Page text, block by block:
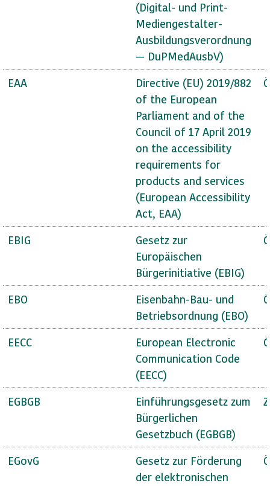
(Digital- und Print-
Mediengestalter-
Ausbildungsverordnung
— DuPMedAusbV)
EAA
Directive (EU) 2019/882
of the European
Parliament and of the
Council of 17 April 2019
on the accessibility
requirements for
products and services
(European Accessibility
Act, EAA)
EBIG
Gesetz zur
Europäischen
Bürgerinitiative (EBIG)
EBO
Eisenbahn-Bau- und
Betriebsordnung (EBO)
EECC
European Electronic
Communication Code
(EECC)
EGBGB
Einführungsgesetz zum
Bürgerlichen
Gesetzbuch (EGBGB)
EGovG
Gesetz zur Förderung
der elektronischen